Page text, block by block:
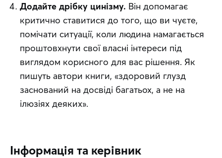
Додайте дрібку цинізму. Він допомагає
критично ставитися до того, що ви чуєте,
помічати ситуації, коли людина намагається
проштовхнути свої власні інтереси під
виглядом корисного для вас рішення. Як
пишуть автори книги, «здоровий глузд
заснований на досвіді багатьох, а не на
ілюзіях деяких».
Інформація та керівник